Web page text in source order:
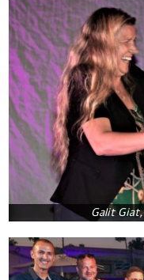
Galit